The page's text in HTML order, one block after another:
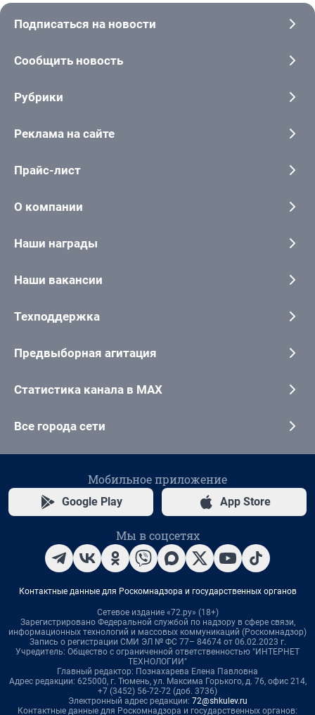
Подписаться на новости
Сообщить новость
Рубрики
Реклама на сайте
Прайс-лист
О компании
Наши награды
Наши вакансии
Техподдержка
Предвыборная агитация
Статистика канала в MAX
Все города сети
Мобильное приложение
Google Play App Store
Мы в соцсетях
Контактные данные для Роскомнадзора и государственных органов
Сетевое издание «72.ру» (18+)
Зарегистрировано Федеральной службой по надзору в сфере связи,
информационных технологий и массовых коммуникаций (Роскомнадзор)
Запись о регистрации СМИ ЭЛ № ФС 77– 84674 от 06.02.2023 г.
Учредитель: Общество с ограниченной ответственностью "ИНТЕРНЕТ
ТЕХНОЛОГИИ"
Главный редактор: Познахарева Елена Павловна
Адрес редакции: 625000, г. Тюмень, ул. Максима Горького, д. 76, офис 214,
+7 (3452) 56-72-72 (доб. 3736)
Электронный адрес редакции: 72@shkulev.ru
Контактные данные для Роскомнадзора и государственных органов: